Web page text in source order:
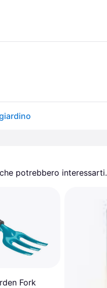
potrebbero interessarti.
Fork